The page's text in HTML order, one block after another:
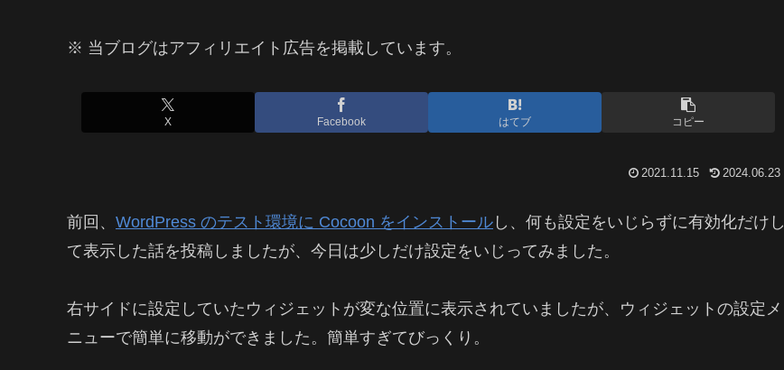
※ 当ブログはアフィリエイト広告を掲載しています。
X Facebook はてブ コピー
2021.11.15 2024.06.23
前回、 WordPress のテスト環境に Cocoon をインストール し、何も設定をいじらずに有効化だけし
て表示した話を投稿しましたが、今日は少しだけ設定をいじってみました。
右サイドに設定していたウィジェットが変な位置に表示されていましたが、ウィジェットの設定メ
ニューで簡単に移動ができました。簡単すぎてびっくり。